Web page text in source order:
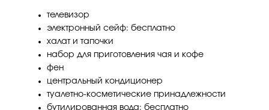
телевизор
электронный сейф: бесплатно
халат и тапочки
набор для приготовления чая и кофе
фен
центральный кондиционер
туалетно-косметические принадлежности
бутилированная вода: бесплатно